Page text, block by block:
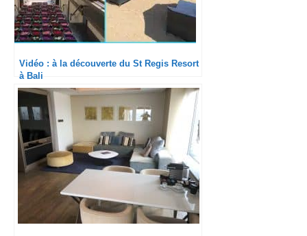
Vidéo : à la découverte du St Regis Resort
à Bali